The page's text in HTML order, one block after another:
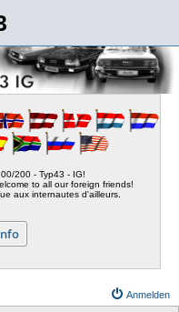
200 - Typ43 - IG!
to all our foreign friends!
aux internautes d'ailleurs.
Anmelden